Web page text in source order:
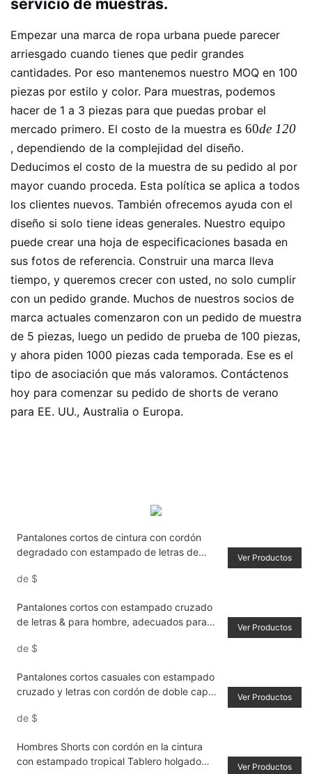
Empezar una marca de ropa urbana puede parecer
arriesgado cuando tienes que pedir grandes
cantidades. Por eso mantenemos nuestro MOQ en 100
piezas por estilo y color. Para muestras, podemos
hacer de 1 a 3 piezas para que puedas probar el
mercado primero. El costo de la muestra es 60de 120
, dependiendo de la complejidad del diseño.
Deducimos el costo de la muestra de su pedido al por
mayor cuando proceda. Esta política se aplica a todos
los clientes nuevos. También ofrecemos ayuda con el
diseño si solo tiene ideas generales. Nuestro equipo
puede crear una hoja de especificaciones basada en
sus fotos de referencia. Construir una marca lleva
tiempo, y queremos crecer con usted, no solo cumplir
con un pedido grande. Muchos de nuestros socios de
marca actuales comenzaron con un pedido de muestra
de 5 piezas, luego un pedido de prueba de 100 piezas,
y ahora piden 1000 piezas cada temporada. Ese es el
tipo de asociación que más valoramos. Contáctenos
hoy para comenzar su pedido de shorts de verano
para EE. UU., Australia o Europa.
Pantalones cortos de cintura con cordón
degradado con estampado de letras de
de $
Ver Productos
Pantalones cortos con estampado cruzado
de letras & para hombre, adecuados para
de $
Ver Productos
Pantalones cortos casuales con estampado
cruzado y letras con cordón de doble capa
de $
Ver Productos
Hombres Shorts con cordón en la cintura
con estampado tropical Tablero holgado
Ver Productos